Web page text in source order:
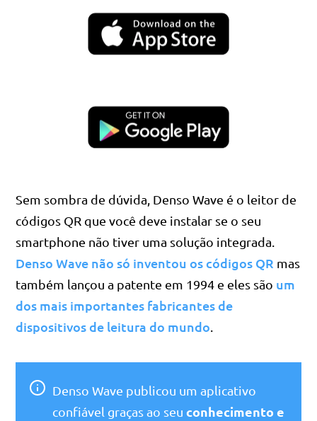
Sem sombra de dúvida, Denso Wave é o leitor de
códigos QR que você deve instalar se o seu
smartphone não tiver uma solução integrada.
Denso Wave não só inventou os códigos QR mas
também lançou a patente em 1994 e eles são um
dos mais importantes fabricantes de
dispositivos de leitura do mundo.
Denso Wave publicou um aplicativo
confiável graças ao seuconhecimento e